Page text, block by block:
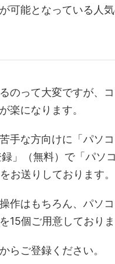
可能となっている人
のって大変ですが、
楽になります。
手な方向けに「パソ
」（無料）で「パソ
お送りしております。
作はもちろん、パソ
15個ご用意しておりま
らご登録ください。